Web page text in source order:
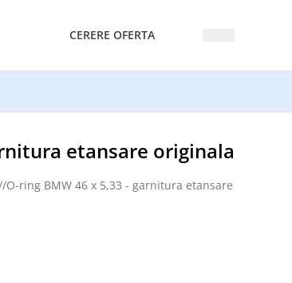
CERERE OFERTA
etansare originala
O-ring BMW 46 x 5,33 - garnitura etansare originala